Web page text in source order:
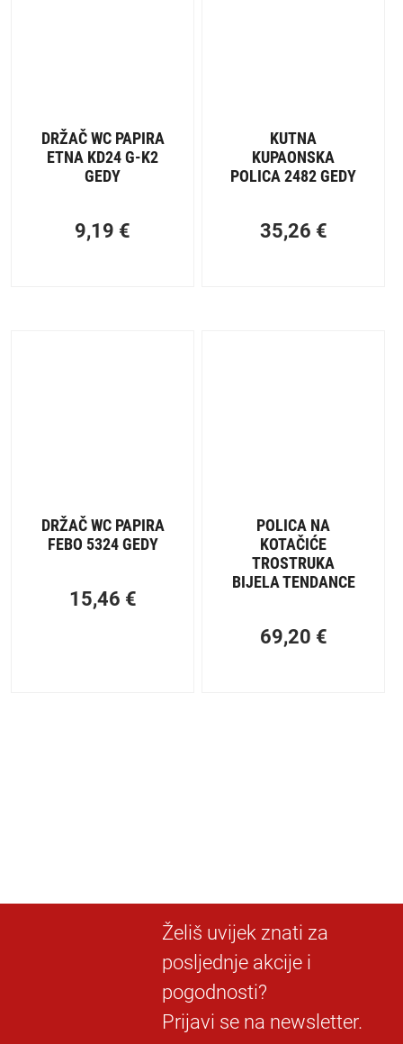
DRŽAČ WC PAPIRA
ETNA KD24 G-K2
GEDY
9,19 €
KUTNA
KUPAONSKA
POLICA 2482 GEDY
35,26 €
DRŽAČ WC PAPIRA
FEBO 5324 GEDY
15,46 €
POLICA NA
KOTAČIĆE
TROSTRUKA
BIJELA TENDANCE
69,20 €
Želiš uvijek znati za
posljednje akcije i
pogodnosti?
Prijavi se na newsletter.